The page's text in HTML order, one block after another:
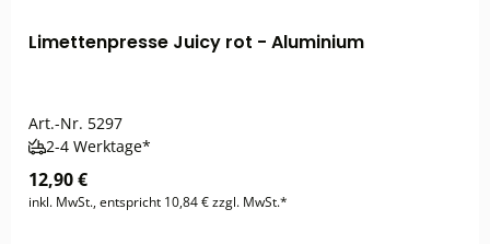
Limettenpresse Juicy rot - Aluminium
Art.-Nr. 5297
2-4 Werktage*
12,90 €
inkl. MwSt., entspricht 10,84 € zzgl. MwSt.*